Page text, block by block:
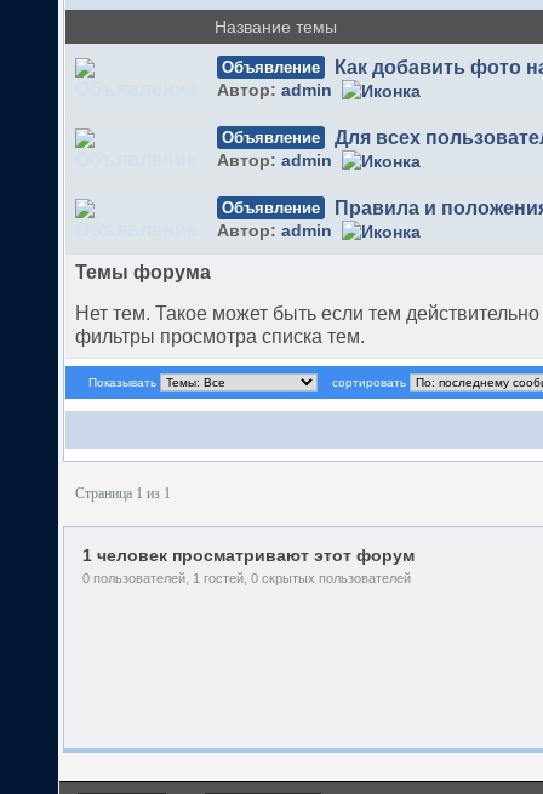
Название темы
Объявление Как добавить фото
Автор: admin
Объявление Для всех
Автор: admin
Объявление Правила и
Автор: admin
Темы форума
Нет тем. Такое может быть если тем
фильтры просмотра списка тем.
Показывать сортировать
Страница 1 из 1
1 человек просматривают этот форум
0 пользователей, 1 гостей, 0 скрытых пользователей